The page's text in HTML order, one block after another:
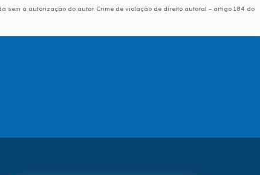
a autorização do autor. Crime de violação de direito autoral – artigo 184 do